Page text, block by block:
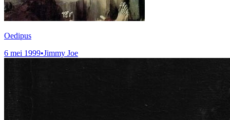
Oedipus
6 mei 1999•Jimmy Joe